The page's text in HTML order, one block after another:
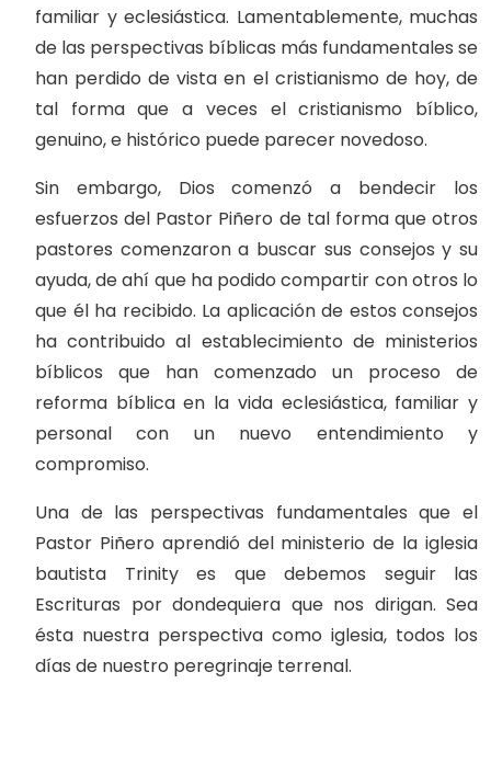
familiar y eclesiástica. Lamentablemente, muchas
de las perspectivas bíblicas más fundamentales se
han perdido de vista en el cristianismo de hoy, de
tal forma que a veces el cristianismo bíblico,
genuino, e histórico puede parecer novedoso.
Sin embargo, Dios comenzó a bendecir los
esfuerzos del Pastor Piñero de tal forma que otros
pastores comenzaron a buscar sus consejos y su
ayuda, de ahí que ha podido compartir con otros lo
que él ha recibido. La aplicación de estos consejos
ha contribuido al establecimiento de ministerios
bíblicos que han comenzado un proceso de
reforma bíblica en la vida eclesiástica, familiar y
personal con un nuevo entendimiento y
compromiso.
Una de las perspectivas fundamentales que el
Pastor Piñero aprendió del ministerio de la iglesia
bautista Trinity es que debemos seguir las
Escrituras por dondequiera que nos dirigan. Sea
ésta nuestra perspectiva como iglesia, todos los
días de nuestro peregrinaje terrenal.